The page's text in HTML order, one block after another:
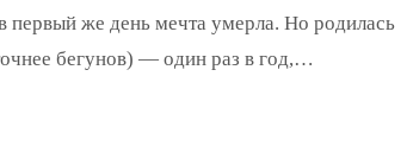
первый же день мечта умерла. Но родилась
бегунов) — один раз в год,…